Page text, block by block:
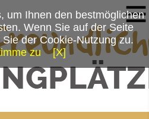
um Ihnen den bestmöglichen
Wenn Sie auf der Seite
der Cookie-Nutzung zu.
zu
[X]